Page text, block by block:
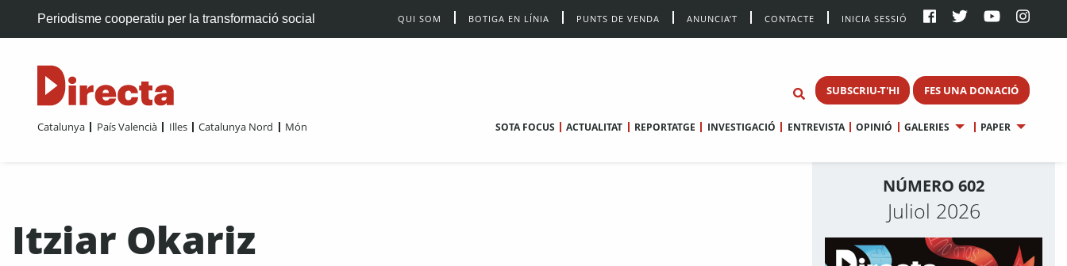
Periodisme cooperatiu per la transformació social QUI SOM BOTIGA EN LÍNIA PUNTS DE VENDA ANUNCIA’T CONTACTE INICIA SESSIÓ
SUBSCRIU-T'HI FES UNA DONACIÓ
Catalunya País Valencià Illes Catalunya Nord Món SOTA FOCUS ACTUALITAT REPORTATGE INVESTIGACIÓ ENTREVISTA OPINIÓ GALERIES PAPER
Itziar Okariz
NÚMERO 602
Juliol 2026